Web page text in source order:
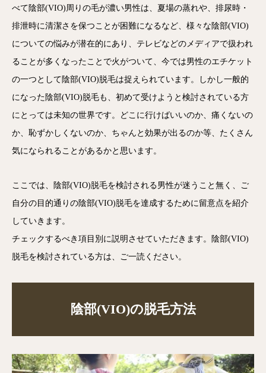
べて陰部(VIO)周りの毛が濃い男性は、夏場の蒸れや、排尿時・
排泄時に清潔さを保つことが困難になるなど、様々な陰部(VIO)
についての悩みが潜在的にあり、テレビなどのメディアで扱われ
ることが多くなったことで火がついて、今では男性のエチケット
の一つとして陰部(VIO)脱毛は捉えられています。しかし一般的
になった陰部(VIO)脱毛も、初めて受けようと検討されている方
にとっては未知の世界です。どこに行けばいいのか、痛くないの
か、恥ずかしくないのか、ちゃんと効果が出るのか等、たくさん
気になられることがあるかと思います。
ここでは、陰部(VIO)脱毛を検討される男性が迷うこと無く、ご
自分の目的通りの陰部(VIO)脱毛を達成するために留意点を紹介
していきます。
チェックするべき項目別に説明させていただきます。陰部(VIO)
脱毛を検討されている方は、ご一読ください。
陰部(VIO)の脱毛方法